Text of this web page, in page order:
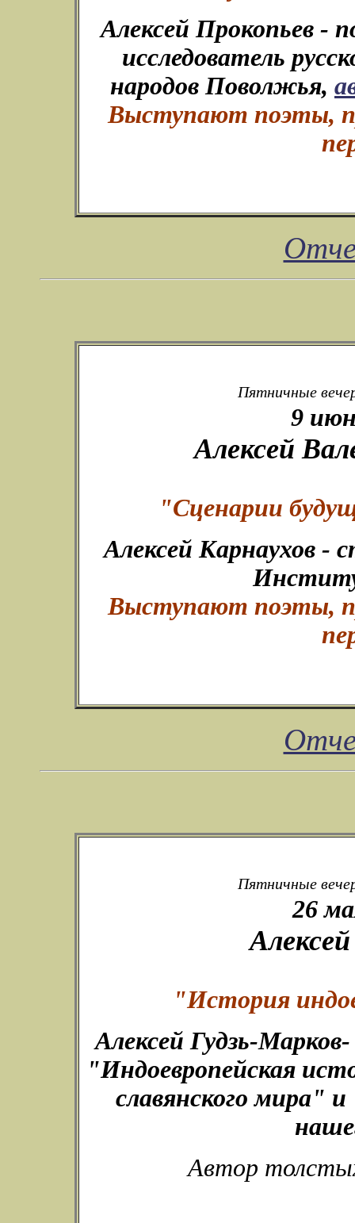
Алексей Прокопьев -
исследователь
народов Поволжья,
Выступают поэты,
Пятничные
9
Алексей
"Сценарии
Алексей Карнаухов -
Выступают поэты,
Пятничные
26
"История
Алексей Гудзь-
"Индоевропейская
славянского мира"
Автор